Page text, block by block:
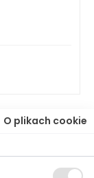
O plikach cookie